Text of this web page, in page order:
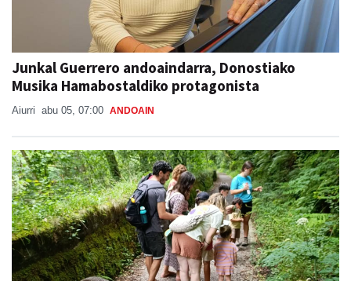
Junkal Guerrero andoaindarra, Donostiako
Musika Hamabostaldiko protagonista
Aiurri abu 05, 07:00 ANDOAIN